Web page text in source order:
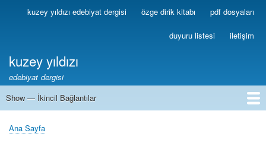
Ana
içeriğe
Birincilkuzey yıldızı edebiyat dergisi özge dirik kitabı pdf dosyaları
duyuru listesi iletişim
kuzey yıldızı
edebiyat dergisi
İkincil
Show — İkincil Bağlantılar
1
2
3
4
5
6
7
8
9
10
11
12
13
Sayfa
Ana Sayfa